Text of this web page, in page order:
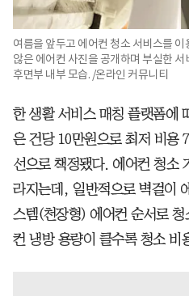
여름을 앞두고 에어컨 청소 서비스를
않은 에어컨 사진을 공개하며 부실한
후면부 내부 모습. /온라인 커뮤니티
한 생활 서비스 매칭 플랫폼에
은 건당 10만원으로 최저 비용
선으로 책정됐다. 에어컨 청소
라지는데, 일반적으로 벽걸이
스템(천장형) 에어컨 순서로
컨 냉방 용량이 클수록 청소 비